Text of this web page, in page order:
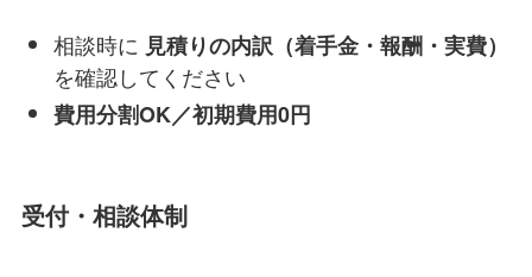
相談時に 見積りの内訳（着手金・報酬・実費）
を確認してください
費用分割OK／初期費用0円
受付・相談体制